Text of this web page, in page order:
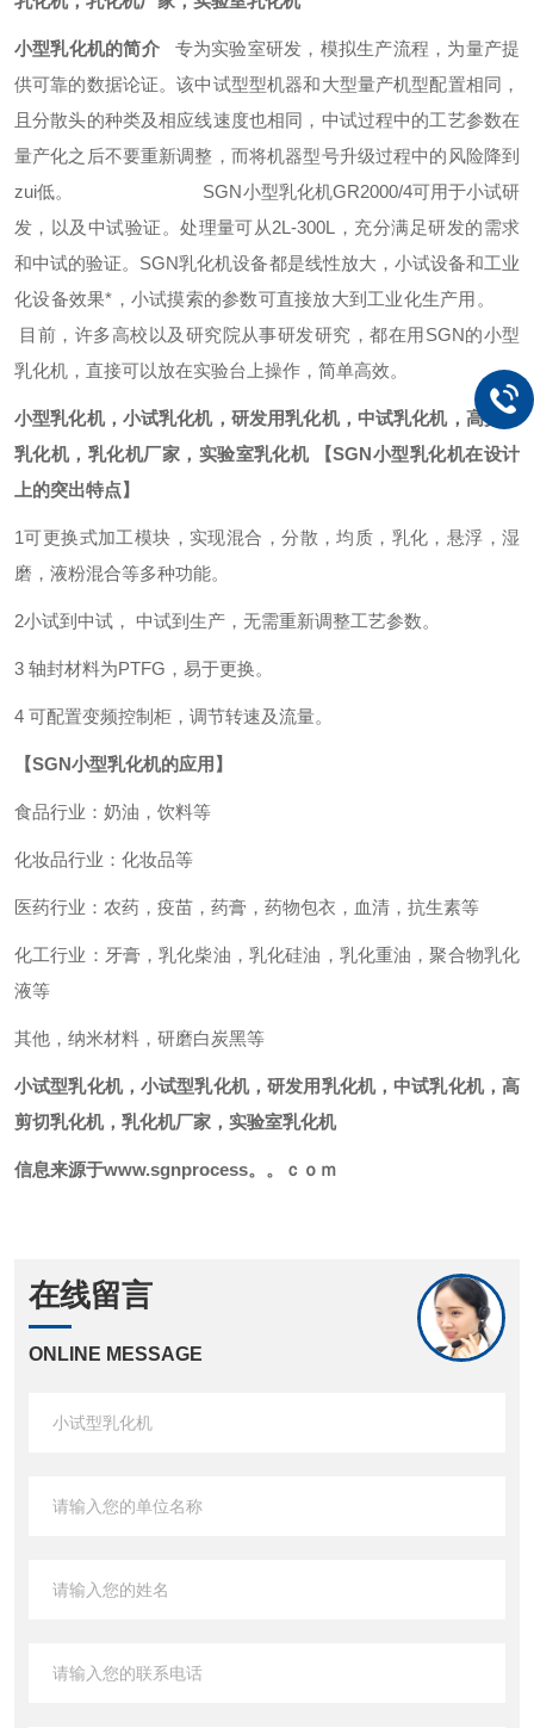
小型乳化机的简介
专为实验室研发，模拟生产流程，为量产提
供可靠的数据论证。该中试型型机器和大型量产机型配置相同，
且分散头的种类及相应线速度也相同，中试过程中的工艺参数在
量产化之后不要重新调整，而将机器型号升级过程中的风险降到
zui低。
SGN小型乳化机GR2000/4可用于小试研
发，以及中试验证。处理量可从2L-300L
，充分满足研发的需求
和中试的验证。 SGN乳化机设备都是线性放大，小试设备和工业
化设备效果*，小试摸索的参数可直接放大到工业化生产用。
目前，许多高校以及研究院从事研发研究，都在用 SGN的小型
乳化机，直接可以放在实验台上操作，简单高效。
小型乳化机，小试乳化机，研发用乳化机，中试乳化机，高剪切
乳化机，乳化机厂家，实验室乳化机
【SGN小型乳化机在设计
上的突出特点】
1可更换式加工模块，实现混合，分散，均质，乳化，悬浮，湿
磨，液粉混合等多种功能。
2小试到中试， 中试到生产，无需重新调整工艺参数。
3 轴封材料为PTFG ，易于更换。
4 可配置变频控制柜，调节转速及流量。
【SGN小型乳化机的应用】
食品行业：奶油，饮料等
化妆品行业：化妆品等
医药行业：农药，疫苗，药膏，药物包衣，血清，抗生素等
化工行业：牙膏，乳化柴油，乳化硅油，乳化重油，聚合物乳化
液等
其他，纳米材料，研磨白炭黑等
小试型乳化机，小试型乳化机，研发用乳化机，中试乳化机，高
剪切乳化机，乳化机厂家，实验室乳化机
信息来源于www.sgnprocess。。ｃｏｍ
在线留言
ONLINE MESSAGE